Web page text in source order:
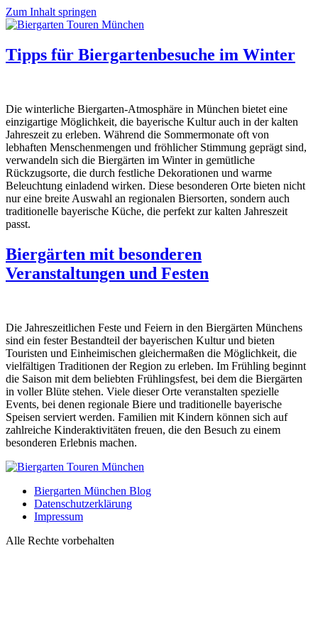
Zum Inhalt springen
Tipps für Biergartenbesuche im Winter
Die winterliche Biergarten-Atmosphäre in München bietet eine
einzigartige Möglichkeit, die bayerische Kultur auch in der kalten
Jahreszeit zu erleben. Während die Sommermonate oft von
lebhaften Menschenmengen und fröhlicher Stimmung geprägt sind,
verwandeln sich die Biergärten im Winter in gemütliche
Rückzugsorte, die durch festliche Dekorationen und warme
Beleuchtung einladend wirken. Diese besonderen Orte bieten nicht
nur eine breite Auswahl an regionalen Biersorten, sondern auch
traditionelle bayerische Küche, die perfekt zur kalten Jahreszeit
passt.
Biergärten mit besonderen
Veranstaltungen und Festen
Die Jahreszeitlichen Feste und Feiern in den Biergärten Münchens
sind ein fester Bestandteil der bayerischen Kultur und bieten
Touristen und Einheimischen gleichermaßen die Möglichkeit, die
vielfältigen Traditionen der Region zu erleben. Im Frühling beginnt
die Saison mit dem beliebten Frühlingsfest, bei dem die Biergärten
in voller Blüte stehen. Viele dieser Orte veranstalten spezielle
Events, bei denen regionale Biere und traditionelle bayerische
Speisen serviert werden. Familien mit Kindern können sich auf
zahlreiche Kinderaktivitäten freuen, die den Besuch zu einem
besonderen Erlebnis machen.
Biergarten München Blog
Datenschutzerklärung
Impressum
Alle Rechte vorbehalten